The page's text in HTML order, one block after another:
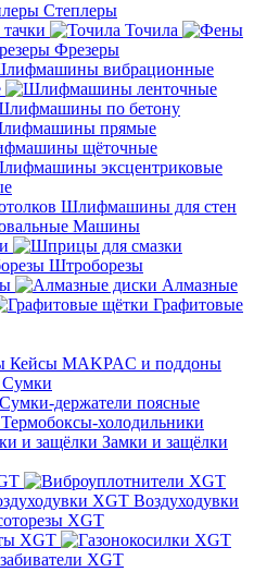
Степлеры
Точила
Фрезеры
Шлифмашины для стен
Машины
Штроборезы
Алмазные
Графитовые
Кейсы MAKPAC и поддоны
Сумки
Сумки-держатели поясные
Термобоксы-холодильники
Замки и защёлки
Воздуходувки
XGT
XGT